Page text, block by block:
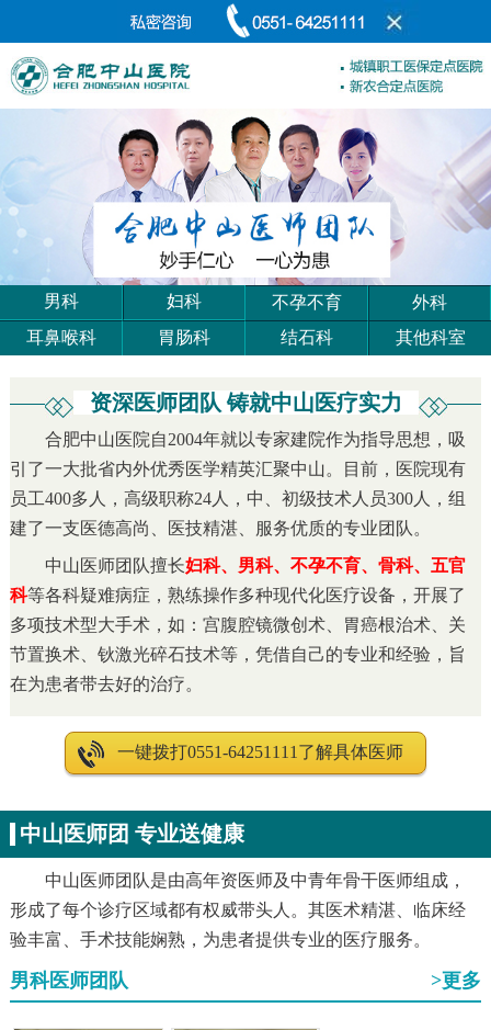
男科 妇科 不孕不育
外科
耳鼻喉科
胃肠科 结石科 其他科室
资深医师团队 铸就中山医疗实力
合肥中山医院自2004年就以专家建院作为指导思想，吸
引了一大批省内外优秀医学精英汇聚中山。目前，医院现有
员工400多人，高级职称24人，中、初级技术人员300人，组
建了一支医德高尚、医技精湛、服务优质的专业团队。
中山医师团队擅长妇科、男科、不孕不育、骨科、五官
科等各科疑难病症，熟练操作多种现代化医疗设备，开展了
多项技术型大手术，如：宫腹腔镜微创术、胃癌根治术、关
节置换术、钬激光碎石技术等，凭借自己的专业和经验，旨
在为患者带去好的治疗。
一键拨打0551-64251111了解具体医师
中山医师团 专业送健康
中山医师团队是由高年资医师及中青年骨干医师组成，
形成了每个诊疗区域都有权威带头人。其医术精湛、临床经
验丰富、手术技能娴熟，为患者提供专业的医疗服务。
男科医师团队 >更多